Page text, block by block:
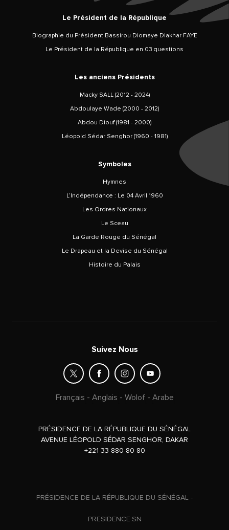
Le Président de la République
Biographie du Président Bassirou Diomaye Diakhar FAYE
Le Président de la République en 03 questions
Les anciens Présidents
Macky SALL (2012 - 2024)
Abdoulaye Wade (2000 - 2012)
Abdou Diouf (1981 - 2000)
Léopold Sédar Senghor (1960 - 1981)
Symboles
Hymnes
L’Indépendance : Le 04 Avril 1960
Les Ordres Nationaux
Le Sceau
La Garde Rouge du Sénégal
Le Drapeau et la Devise du Sénégal
Histoire du Palais
Suivez Nous
Français - Anglais - Wolof- Arabe
PRÉSIDENCE DE LA RÉPUBLIQUE DU SÉNÉGAL
AVENUE LÉOPOLD SÉDAR SENGHOR, DAKAR
+221 33 880 80 80
PRÉSIDENCE DE LA RÉPUBLIQUE DU SÉNÉGAL -
PRESIDENCE.SN